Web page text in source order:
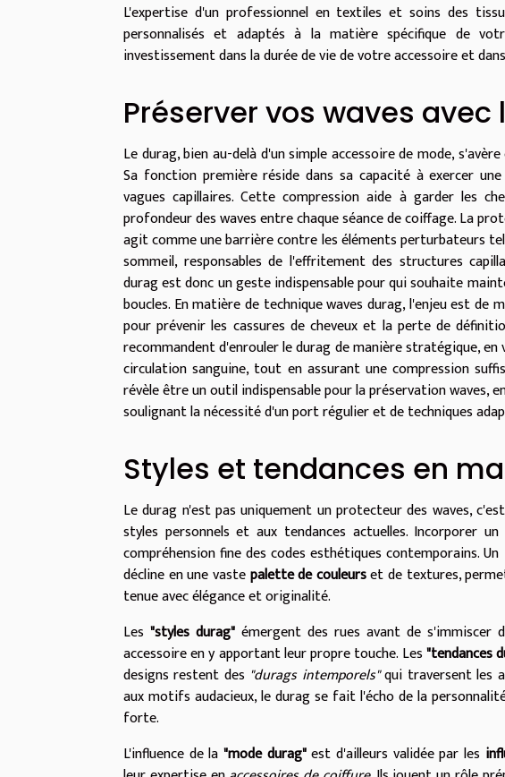
L'expertise d'un professionnel en textiles et soins des
personnalisés et adaptés à la matière spécifique de
investissement dans la durée de vie de votre accessoire et
Préserver vos waves avec
Le durag, bien au-delà d'un simple accessoire de mode,
Sa fonction première réside dans sa capacité à exercer
vagues capillaires. Cette compression aide à garder les
profondeur des waves entre chaque séance de coiffage. La
agit comme une barrière contre les éléments perturbateurs
sommeil, responsables de l'effritement des structures
durag est donc un geste indispensable pour qui souhaite
boucles. En matière de technique waves durag, l'enjeu est
pour prévenir les cassures de cheveux et la perte de
recommandent d'enrouler le durag de manière stratégique,
circulation sanguine, tout en assurant une compression
révèle être un outil indispensable pour la préservation
soulignant la nécessité d'un port régulier et de techniques
Styles et tendances en
Le durag n'est pas uniquement un protecteur des waves,
styles personnels et aux tendances actuelles. Incorporer un
compréhension fine des codes esthétiques contemporains. Un
décline en une vastepalette de couleurset de textures,
tenue avec élégance et originalité.
Les "styles durag" émergent des rues avant de s'immiscer
accessoire en y apportant leur propre touche. Les"tendances
designs restent des "durags intemporels"qui traversent les
aux motifs audacieux, le durag se fait l'écho de la
forte.
L'influence de la "mode durag"est d'ailleurs validée par les